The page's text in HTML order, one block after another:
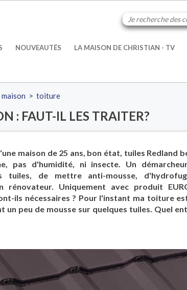
NOUVEAUTÉS LA MAISON DE CHRISTIAN - TV
>toiture
: FAUT-IL LES TRAITER?
maison de 25 ans, bon état, tuiles Redland
pas d'humidité, ni insecte. Un
tuiles, de mettre anti-mousse,
rénovateur. Uniquement avec produit
ils nécessaires ? Pour l'instant ma toiture
un peu de mousse sur quelques tuiles. Quel